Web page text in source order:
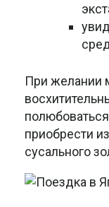
При желании
приобрести
сусального